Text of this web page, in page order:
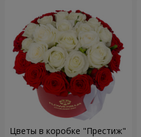
Цветы в коробке "Престиж"